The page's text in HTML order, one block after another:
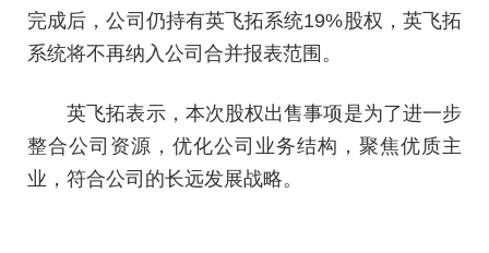
完成后，公司仍持有英飞拓系统19%股权，英飞拓
系统将不再纳入公司合并报表范围。
英飞拓表示，本次股权出售事项是为了进一步
整合公司资源，优化公司业务结构，聚焦优质主
业，符合公司的长远发展战略。